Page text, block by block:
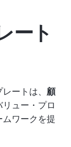
ート
ートは、 顧
ュー・プロ
ワークを提